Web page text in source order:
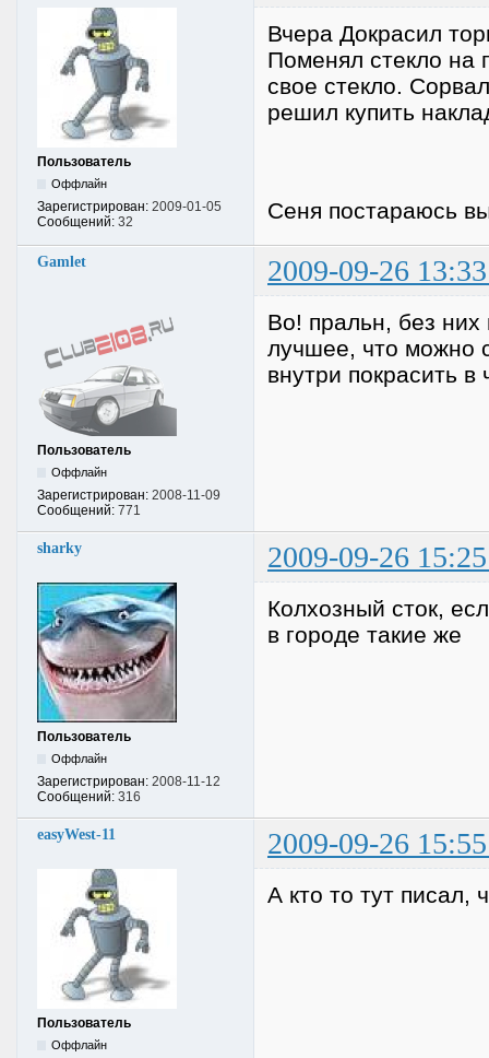
Пользователь
Оффлайн
Зарегистрирован: 2009-01-05
Сообщений: 32
Вчера Докрасил
Поменял стекло на
свое стекло.
решил купить
Сеня постараюсь
Gamlet 2009-09-26
Пользователь
Оффлайн
Зарегистрирован: 2008-11-09
Сообщений: 771
Во! пральн, без
лучшее, что можно
внутри покрасить
sharky 2009-09-26
Пользователь
Оффлайн
Зарегистрирован: 2008-11-12
Сообщений: 316
Колхозный сток,
в городе такие же
easyWest-11 2009-09-26
Пользователь
Оффлайн
А кто то тут писал,